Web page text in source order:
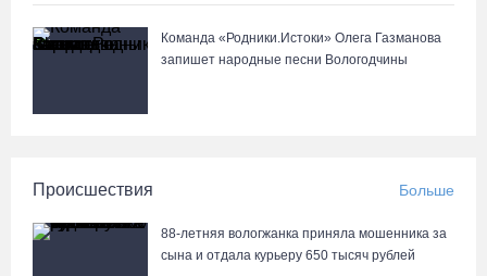
Команда «Родники.Истоки» Олега Газманова
запишет народные песни Вологодчины
Происшествия Больше
88-летняя вологжанка приняла мошенника за
сына и отдала курьеру 650 тысяч рублей